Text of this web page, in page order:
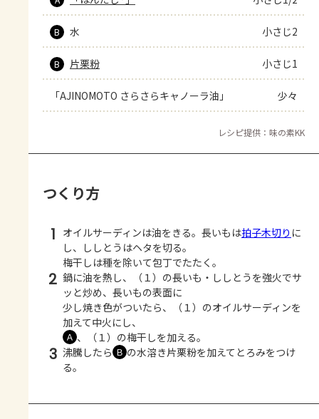
B 水 小さじ2
B 片栗粉 小さじ1
「AJINOMOTO さらさらキャノーラ油」 少々
レシピ提供：味の素KK
つくり方
1 オイルサーディンは油をきる。長いもは拍子木切り に
し、ししとうはヘタを切る。
梅干しは種を除いて包丁でたたく。
2 鍋に油を熱し、（１）の長いも・ししとうを強火でサ
ッと炒め、長いもの表面に
少し焼き色がついたら、（１）のオイルサーディンを
加えて中火にし、
Ａ 、（１）の梅干しを加える。
3 沸騰したら Ｂ の水溶き片栗粉を加えてとろみをつけ
る。